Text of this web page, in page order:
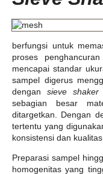
berfungsi untuk
proses
mencapai standar
sampel digerus
dengan sieve shaker
sebagian besar
ditargetkan. Dengan
tertentu yang
konsistensi dan kualitas
Preparasi sampel
homogenitas yang